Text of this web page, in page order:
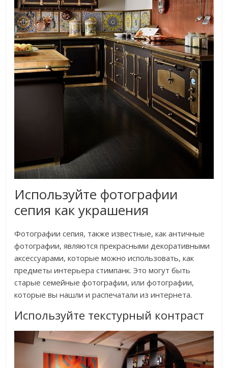
Используйте фотографии
сепия как украшения
Фотографии сепия, также известные, как античные
фотографии, являются прекрасными декоративными
аксессуарами, которые можно использовать, как
предметы интерьера стимпанк. Это могут быть
старые семейные фотографии, или фотографии,
которые вы нашли и распечатали из интернета.
Используйте текстурный контраст